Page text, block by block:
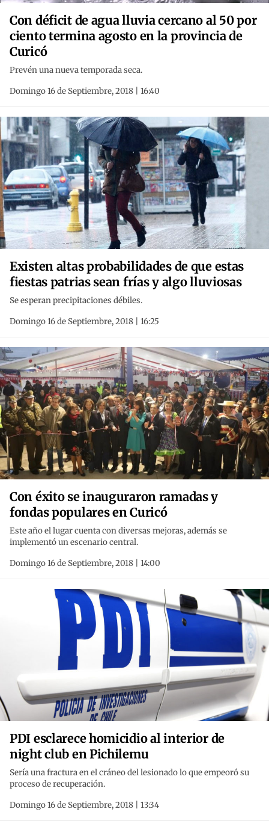
Con déficit de agua lluvia cercano al 50 por
ciento termina agosto en la provincia de
Curicó
Prevén una nueva temporada seca.
Domingo 16 de Septiembre, 2018 | 16:40
Existen altas probabilidades de que estas
fiestas patrias sean frías y algo lluviosas
Se esperan precipitaciones débiles.
Domingo 16 de Septiembre, 2018 | 16:25
Con éxito se inauguraron ramadas y
fondas populares en Curicó
Este año el lugar cuenta con diversas mejoras, además se
implementó un escenario central.
Domingo 16 de Septiembre, 2018 | 14:00
PDI esclarece homicidio al interior de
night club en Pichilemu
Sería una fractura en el cráneo del lesionado lo que empeoró su
proceso de recuperación.
Domingo 16 de Septiembre, 2018 | 13:34